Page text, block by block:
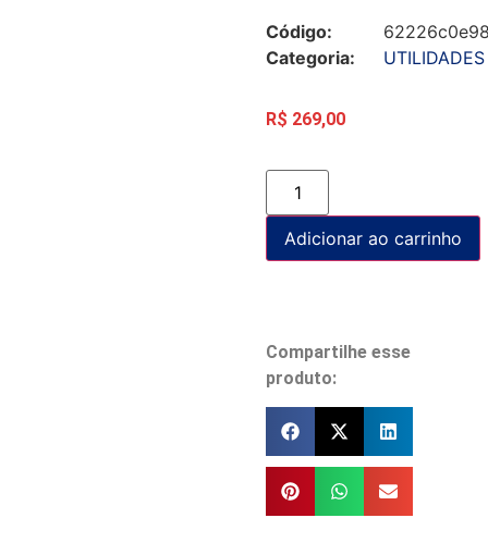
Código:
Categoria:
UTILIDADES
R$ 269,00
Adicionar ao carrinho
Compartilhe esse
produto: